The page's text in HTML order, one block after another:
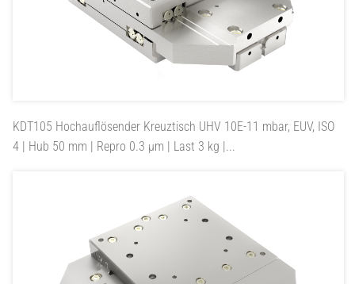
KDT105 Hochauflösender Kreuztisch UHV 10E-11 mbar, EUV, ISO
4 | Hub 50 mm | Repro 0.3 µm | Last 3 kg |...